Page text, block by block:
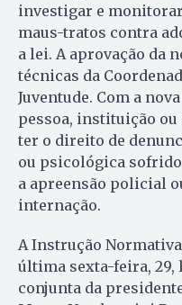
investigar e
maus-tratos contra
a lei. A aprovação da
técnicas da
Juventude. Com a
pessoa, instituição
ter o direito de
ou psicológica
a apreensão policial
internação.
A Instrução
última sexta-feira, 29,
conjunta da